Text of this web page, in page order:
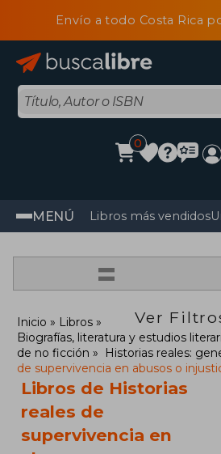
Envío a todo Costa Rica
0
MENÚ Libros más vendidos
=
Ver
Inicio
Libros
Biografías, literatura y estudios
de no ficción
Historias reales:
de supervivencia en abusos o
Libros de Historias
reales de
supervivencia en